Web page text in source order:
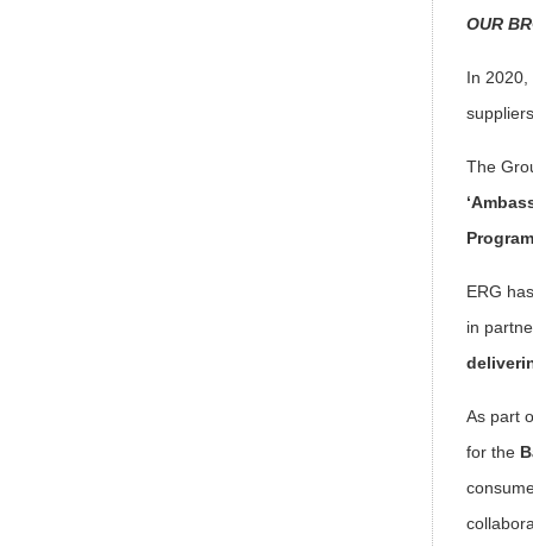
OUR
In
The
ERG
in
As part
for the